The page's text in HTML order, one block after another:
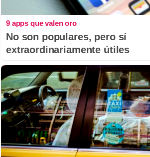
9 apps que valen oro
No son populares, pero sí
extraordinariamente útiles